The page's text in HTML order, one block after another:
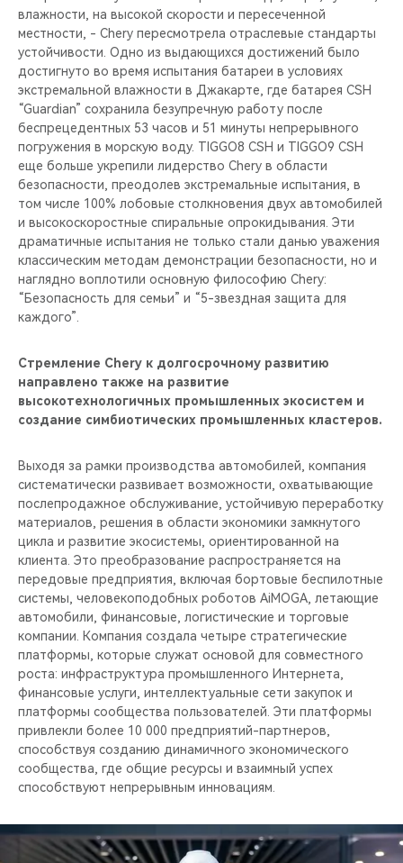
влажности, на высокой скорости и пересеченной
местности, - Chery пересмотрела отраслевые стандарты
устойчивости. Одно из выдающихся достижений было
достигнуто во время испытания батареи в условиях
экстремальной влажности в Джакарте, где батарея CSH
“Guardian” сохранила безупречную работу после
беспрецедентных 53 часов и 51 минуты непрерывного
погружения в морскую воду. TIGGO8 CSH и TIGGO9 CSH
еще больше укрепили лидерство Chery в области
безопасности, преодолев экстремальные испытания, в
том числе 100% лобовые столкновения двух автомобилей
и высокоскоростные спиральные опрокидывания. Эти
драматичные испытания не только стали данью уважения
классическим методам демонстрации безопасности, но и
наглядно воплотили основную философию Chery:
“Безопасность для семьи” и “5-звездная защита для
каждого”.
Стремление Chery к долгосрочному развитию
направлено также на развитие
высокотехнологичных промышленных экосистем и
создание симбиотических промышленных кластеров.
Выходя за рамки производства автомобилей, компания
систематически развивает возможности, охватывающие
послепродажное обслуживание, устойчивую переработку
материалов, решения в области экономики замкнутого
цикла и развитие экосистемы, ориентированной на
клиента. Это преобразование распространяется на
передовые предприятия, включая бортовые беспилотные
системы, человекоподобных роботов AiMOGA, летающие
автомобили, финансовые, логистические и торговые
компании. Компания создала четыре стратегические
платформы, которые служат основой для совместного
роста: инфраструктура промышленного Интернета,
финансовые услуги, интеллектуальные сети закупок и
платформы сообщества пользователей. Эти платформы
привлекли более 10 000 предприятий-партнеров,
способствуя созданию динамичного экономического
сообщества, где общие ресурсы и взаимный успех
способствуют непрерывным инновациям.